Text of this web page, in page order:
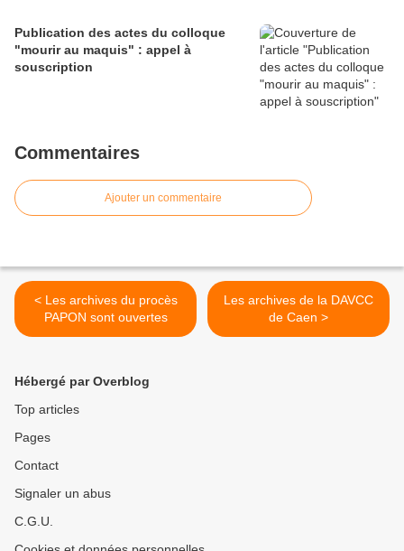
Publication des actes du colloque
"mourir au maquis" : appel à
souscription
Commentaires
Ajouter un commentaire
< Les archives du procès
PAPON sont ouvertes
Les archives de la DAVCC
de Caen >
Hébergé par Overblog
Top articles
Pages
Contact
Signaler un abus
C.G.U.